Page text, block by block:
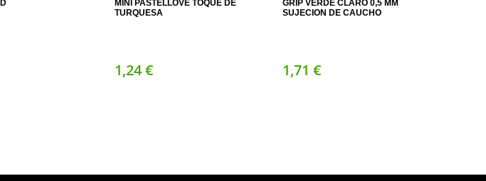
MINI PASTELLOVE TOQUE DE
TURQUESA
1,24 €
GRIP VERDE CLARO 0,5 MM
SUJECION DE CAUCHO
1,71 €